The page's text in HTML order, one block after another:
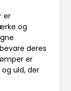
er
og
deres
er
uld, der